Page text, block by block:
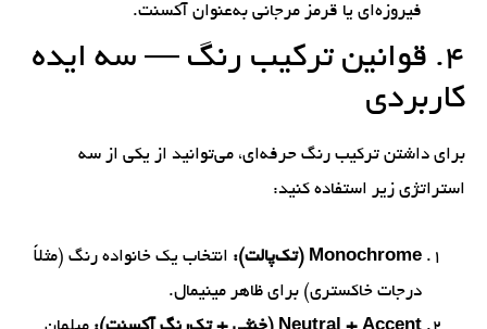
فیروزه‌ای یا قرمز مرجانی به‌عنوان آکسنت.
۴. قوانین ترکیب رنگ — سه ایده
کاربردی
برای داشتن ترکیب رنگ حرفه‌ای، می‌توانید از یکی از سه
استراتژی زیر استفاده کنید:
Monochrome (تک‌پالت):
انتخاب یک خانواده رنگ (مثلاً
درجات خاکستری) برای ظاهر مینیمال.